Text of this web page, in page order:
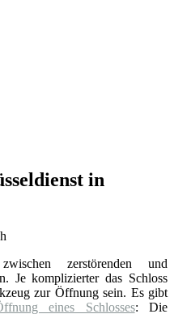
in
zerstörenden und
Je komplizierter das Schloss
zur Öffnung sein. Es gibt
eines Schlosses: Die